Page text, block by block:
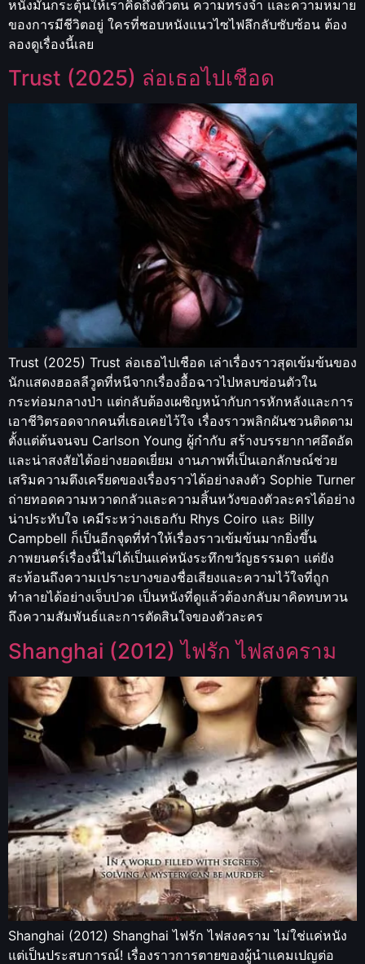
หนังมันกระตุ้นให้เราคิดถึงตัวตน ความทรงจำ และความหมาย
ของการมีชีวิตอยู่ ใครที่ชอบหนังแนวไซไฟลึกลับซับซ้อน ต้อง
ลองดูเรื่องนี้เลย
Trust (2025) ล่อเธอไปเชือด
Trust (2025) Trust ล่อเธอไปเชือด เล่าเรื่องราวสุดเข้มข้นของ
นักแสดงฮอลลีวูดที่หนีจากเรื่องอื้อฉาวไปหลบซ่อนตัวใน
กระท่อมกลางป่า แต่กลับต้องเผชิญหน้ากับการหักหลังและการ
เอาชีวิตรอดจากคนที่เธอเคยไว้ใจ เรื่องราวพลิกผันชวนติดตาม
ตั้งแต่ต้นจนจบ Carlson Young ผู้กำกับ สร้างบรรยากาศอึดอัด
และน่าสงสัยได้อย่างยอดเยี่ยม งานภาพที่เป็นเอกลักษณ์ช่วย
เสริมความตึงเครียดของเรื่องราวได้อย่างลงตัว Sophie Turner
ถ่ายทอดความหวาดกลัวและความสิ้นหวังของตัวละครได้อย่าง
น่าประทับใจ เคมีระหว่างเธอกับ Rhys Coiro และ Billy
Campbell ก็เป็นอีกจุดที่ทำให้เรื่องราวเข้มข้นมากยิ่งขึ้น
ภาพยนตร์เรื่องนี้ไม่ได้เป็นแค่หนังระทึกขวัญธรรมดา แต่ยัง
สะท้อนถึงความเปราะบางของชื่อเสียงและความไว้ใจที่ถูก
ทำลายได้อย่างเจ็บปวด เป็นหนังที่ดูแล้วต้องกลับมาคิดทบทวน
ถึงความสัมพันธ์และการตัดสินใจของตัวละคร
Shanghai (2012) ไฟรัก ไฟสงคราม
Shanghai (2012) Shanghai ไฟรัก ไฟสงคราม ไม่ใช่แค่หนัง
แต่เป็นประสบการณ์! เรื่องราวการตายของผู้นำแคมเปญต่อ